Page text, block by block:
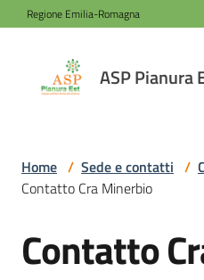
Vai al contenuto
Vai alla navigazione
Vai al footer
Regione Emilia-Romagna
ASP Pianura
ASP
Pianura
Azienda
Novità
Home / Sede e contatti /
Contatto Cra Minerbio
Salta al contenuto
Contatto